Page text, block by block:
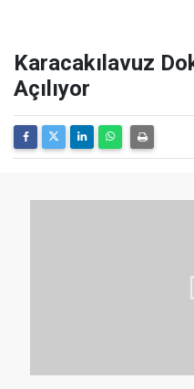
Karacakılavuz
Açılıyor